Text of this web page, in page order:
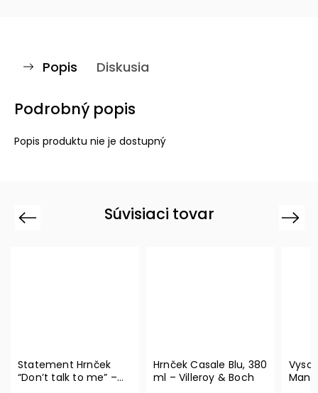
Popis Diskusia
Podrobný popis
Popis produktu nie je dostupný
Súvisiaci tovar
Previous
Statement Hrnček
“Don’t talk to me” –
Hrnček Casale Blu, 380
ml – Villeroy & Boch
Next